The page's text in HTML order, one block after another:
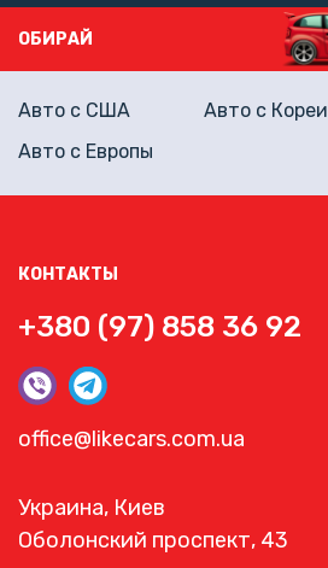
КОНТАКТЫ
+380 (97) 858 36 92
office@likecars.com.ua
Украина, Киев
Оболонский проспект, 43
ОБИРАЙ
Авто с США
Авто с Кореи
Авто с Европы